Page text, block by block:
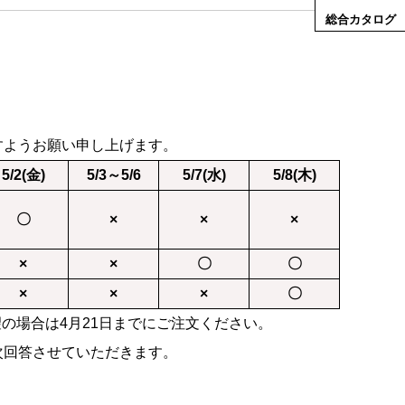
うお願い申し上げます。
5/2(金)
5/3～5/6 5/7(水) 5/8(木)
〇 × × ×
× × 〇
〇
×
× ×
〇
場合は4月21日までにご注文ください。
答させていただきます。
総合カタログ